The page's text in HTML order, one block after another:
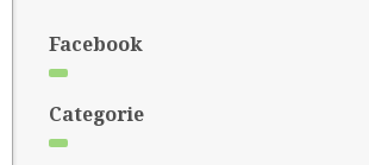
Facebook
Categorie